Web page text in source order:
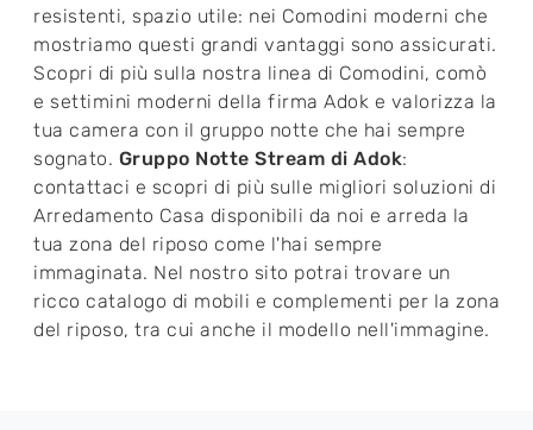
resistenti, spazio utile: nei Comodini moderni che
mostriamo questi grandi vantaggi sono assicurati.
Scopri di più sulla nostra linea di Comodini, comò
e settimini moderni della firma Adok e valorizza la
tua camera con il gruppo notte che hai sempre
sognato. Gruppo Notte Stream di Adok:
contattaci e scopri di più sulle migliori soluzioni di
Arredamento Casa disponibili da noi e arreda la
tua zona del riposo come l'hai sempre
immaginata. Nel nostro sito potrai trovare un
ricco catalogo di mobili e complementi per la zona
del riposo, tra cui anche il modello nell'immagine.